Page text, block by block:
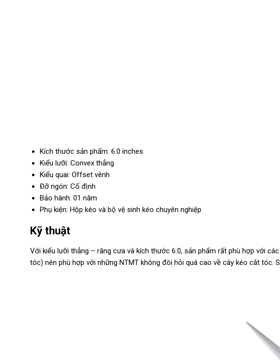
Kích thước sản phẩm: 6.0 inches
Kiểu lưỡi: Convex thẳng
Kiểu quai: Offset vênh
Đỡ ngón: Cố định
Bảo hành: 01 năm
Phụ kiện: Hộp kéo và bộ vệ sinh kéo chuyên nghiệp
Kỹ thuật
Với kiểu lưỡi thẳng – răng cưa và kích thước 6.0, sản phẩm rất phù hợp với
tóc) nên phù hợp với những NTMT không đòi hỏi quá cao về cây kéo cắt